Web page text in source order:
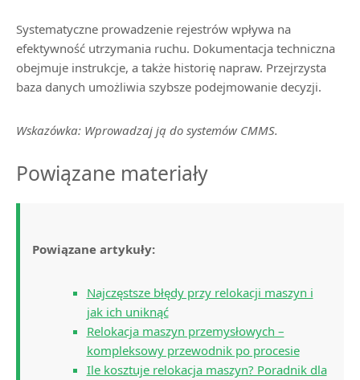
Systematyczne prowadzenie rejestrów wpływa na
efektywność utrzymania ruchu. Dokumentacja techniczna
obejmuje instrukcje, a także historię napraw. Przejrzysta
baza danych umożliwia szybsze podejmowanie decyzji.
Wskazówka: Wprowadzaj ją do systemów CMMS.
Powiązane materiały
Powiązane artykuły:
Najczęstsze błędy przy relokacji maszyn i
jak ich uniknąć
Relokacja maszyn przemysłowych –
kompleksowy przewodnik po procesie
Ile kosztuje relokacja maszyn? Poradnik dla